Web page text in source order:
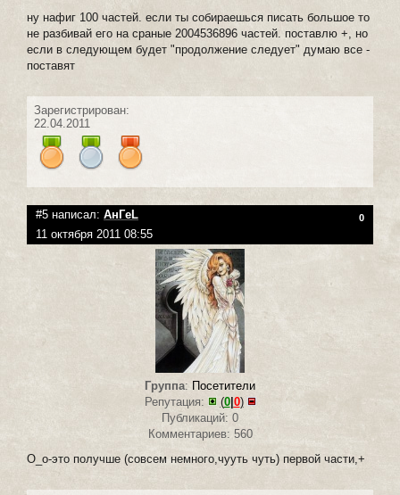
ну нафиг 100 частей. если ты собираешься писать большое то
не разбивай его на сраные 2004536896 частей. поставлю +, но
если в следующем будет "продолжение следует" думаю все -
поставят
Зарегистрирован:
22.04.2011
#5 написал: АнГeL 0
11 октября 2011 08:55
Группа: Посетители
Репутация:
(0| 0)
Публикаций: 0
Комментариев: 560
О_о-это получше (совсем немного,чууть чуть) первой части,+